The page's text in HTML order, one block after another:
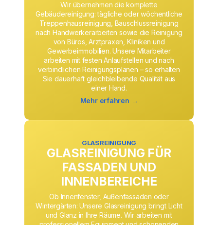
Wir übernehmen die komplette
Gebäudereinigung: tägliche oder wöchentliche
Treppenhausreinigung, Bauschlussreinigung
nach Handwerkerarbeiten sowie die Reinigung
von Büros, Arztpraxen, Kliniken und
Gewerbeimmobilien. Unsere Mitarbeiter
arbeiten mit festen Anlaufstellen und nach
verbindlichen Reinigungsplänen – so erhalten
Sie dauerhaft gleichbleibende Qualität aus
einer Hand.
Mehr erfahren →
GLASREINIGUNG
GLASREINIGUNG FÜR
FASSADEN UND
INNENBEREICHE
Ob Innenfenster, Außenfassaden oder
Wintergärten: Unsere Glasreinigung bringt Licht
und Glanz in Ihre Räume. Wir arbeiten mit